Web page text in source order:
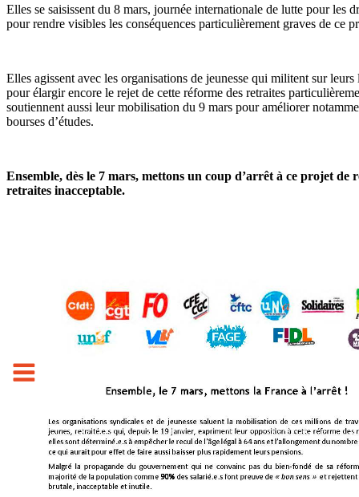
Elles se saisissent du 8 mars, journée internationale de lutte pour les
pour rendre visibles les conséquences particulièrement graves de ce
Elles agissent avec les organisations de jeunesse qui militent sur leurs
pour élargir encore le rejet de cette réforme des retraites
soutiennent aussi leur mobilisation du 9 mars pour améliorer
bourses d’études.
Ensemble, dès le 7 mars, mettons un coup d’arrêt à ce projet de
retraites inacceptable.